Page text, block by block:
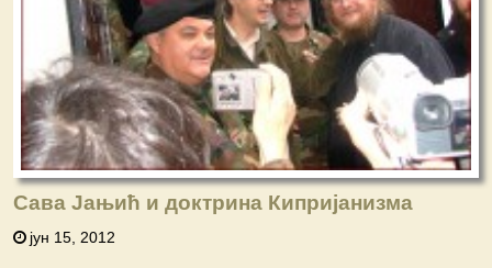
Сава Јањић и доктрина Кипријанизма
јун 15, 2012